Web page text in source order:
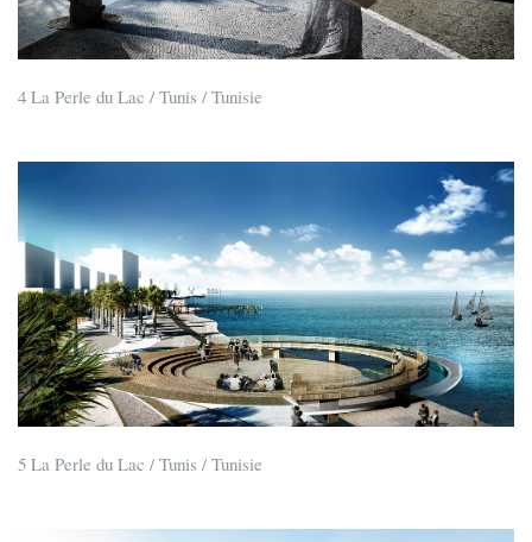
4 La Perle du Lac / Tunis / Tunisie
5 La Perle du Lac / Tunis / Tunisie